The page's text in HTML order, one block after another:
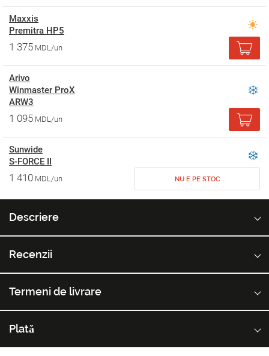
Maxxis
Premitra HP5
1 375 MDL/un
Arivo
Winmaster ProX
ARW3
1 095 MDL/un
Sunwide
S-FORCE II
1 410 MDL/un NU E PE STOC
Descriere
Recenzii
Termeni de livrare
Plată